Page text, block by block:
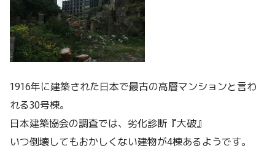
1916年に建築された日本で最古の高層マンションと言わ
れる30号棟。
日本建築協会の調査では、劣化診断『大破』
いつ倒壊してもおかしくない建物が4棟あるようです。